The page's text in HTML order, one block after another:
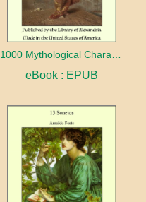
eBook : EPUB